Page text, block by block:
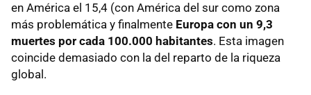
en América el 15,4 (con América del sur como zona
más problemática y finalmente Europa con un 9,3
muertes por cada 100.000 habitantes. Esta imagen
coincide demasiado con la del reparto de la riqueza
global.